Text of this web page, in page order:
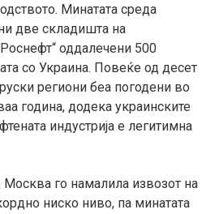
Минатата среда
две складишта на
оддалечени 500
со Украина. Повеќе од десет
региони беа погодени во
година, додека украинските
индустрија е легитимна
Москва го намалила извозот на
ниско ниво, па минатата